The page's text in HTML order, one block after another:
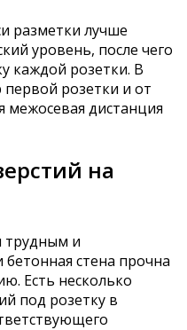
разметки лучше
уровень, после чего
каждой розетки. В
первой розетки и от
межосевая дистанция
на
трудным и
стена прочна
Есть несколько
под розетку в